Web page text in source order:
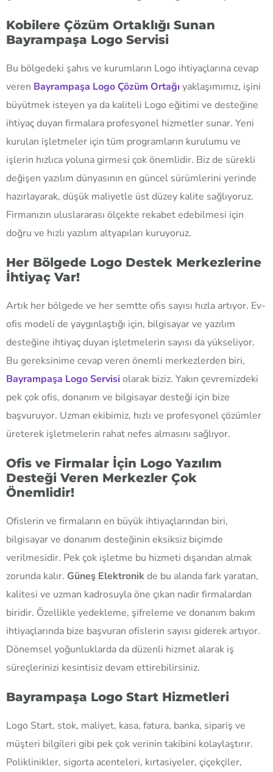
Kobilere Çözüm Ortaklığı Sunan
Bayrampaşa Logo Servisi
Bu bölgedeki şahıs ve kurumların Logo ihtiyaçlarına cevap
veren Bayrampaşa Logo Çözüm Ortağı yaklaşımımız, işini
büyütmek isteyen ya da kaliteli Logo eğitimi ve desteğine
ihtiyaç duyan firmalara profesyonel hizmetler sunar. Yeni
kurulan işletmeler için tüm programların kurulumu ve
işlerin hızlıca yoluna girmesi çok önemlidir. Biz de sürekli
değişen yazılım dünyasının en güncel sürümlerini yerinde
hazırlayarak, düşük maliyetle üst düzey kalite sağlıyoruz.
Firmanızın uluslararası ölçekte rekabet edebilmesi için
doğru ve hızlı yazılım altyapıları kuruyoruz.
Her Bölgede Logo Destek Merkezlerine
İhtiyaç Var!
Artık her bölgede ve her semtte ofis sayısı hızla artıyor. Ev-
ofis modeli de yaygınlaştığı için, bilgisayar ve yazılım
desteğine ihtiyaç duyan işletmelerin sayısı da yükseliyor.
Bu gereksinime cevap veren önemli merkezlerden biri,
Bayrampaşa Logo Servisi olarak biziz. Yakın çevremizdeki
pek çok ofis, donanım ve bilgisayar desteği için bize
başvuruyor. Uzman ekibimiz, hızlı ve profesyonel çözümler
üreterek işletmelerin rahat nefes almasını sağlıyor.
Ofis ve Firmalar İçin Logo Yazılım
Desteği Veren Merkezler Çok
Önemlidir!
Ofislerin ve firmaların en büyük ihtiyaçlarından biri,
bilgisayar ve donanım desteğinin eksiksiz biçimde
verilmesidir. Pek çok işletme bu hizmeti dışarıdan almak
zorunda kalır. Güneş Elektronikde bu alanda fark yaratan,
kalitesi ve uzman kadrosuyla öne çıkan nadir firmalardan
biridir. Özellikle yedekleme, şifreleme ve donanım bakım
ihtiyaçlarında bize başvuran ofislerin sayısı giderek artıyor.
Dönemsel yoğunluklarda da düzenli hizmet alarak iş
süreçlerinizi kesintisiz devam ettirebilirsiniz.
Bayrampaşa Logo Start Hizmetleri
Logo Start, stok, maliyet, kasa, fatura, banka, sipariş ve
müşteri bilgileri gibi pek çok verinin takibini kolaylaştırır.
Poliklinikler, sigorta acenteleri, kırtasiyeler, çiçekçiler,